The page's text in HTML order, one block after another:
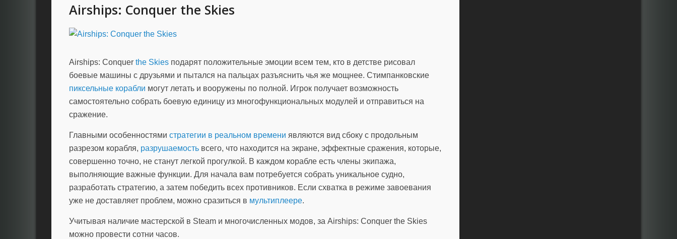
Airships: Conquer the Skies
Airships: Conquer the Skies подарят положительные эмоции всем тем, кто в детстве рисовал
боевые машины с друзьями и пытался на пальцах разъяснить чья же мощнее. Стимпанковские
пиксельные корабли могут летать и вооружены по полной. Игрок получает возможность
самостоятельно собрать боевую единицу из многофункциональных модулей и отправиться на
сражение.
Главными особенностями стратегии в реальном времени являются вид сбоку с продольным
разрезом корабля, разрушаемость всего, что находится на экране, эффектные сражения, которые,
совершенно точно, не станут легкой прогулкой. В каждом корабле есть члены экипажа,
выполняющие важные функции. Для начала вам потребуется собрать уникальное судно,
разработать стратегию, а затем победить всех противников. Если схватка в режиме завоевания
уже не доставляет проблем, можно сразиться в мультиплеере.
Учитывая наличие мастерской в Steam и многочисленных модов, за Airships: Conquer the Skies
можно провести сотни часов.